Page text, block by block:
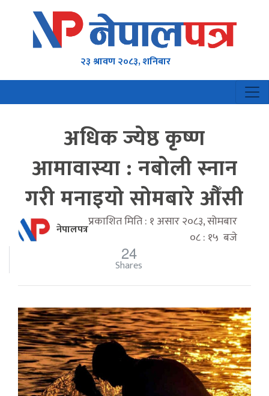
२३ श्रावण २०८३, शनिबार
अधिक ज्येष्ठ कृष्ण
आमावास्या : नबोली स्नान
गरी मनाइयो सोमबारे औँसी
नेपालपत्रप्रकाशित मिति : १ असार २०८३, सोमबार
०८ : १५ बजे
24
Shares